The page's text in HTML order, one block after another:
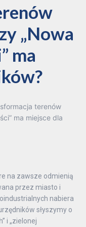
„Nowa
ma
terenów
ma miejsce dla
na zawsze odmienią
przez miasto i
nabiera
słyszymy o
i „zielonej